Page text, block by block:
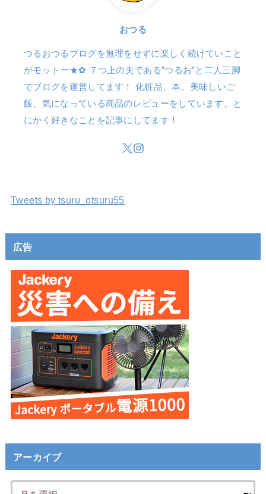
おつる
つるおつるブログを無理をせずに楽しく続けていこと
がモットー★✿ ７つ上の夫である”つるお”と二人三脚
でブログを運営してます！ 化粧品、本、美味しいご
飯、気になっている商品のレビューをしています。と
にかく好きなことを記事にしてます！
Tweets by tsuru_otsuru55
広告
アーカイブ